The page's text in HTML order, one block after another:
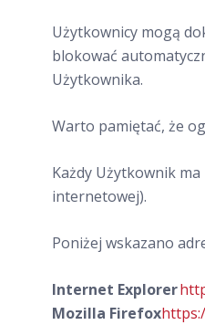
Użytkownicy mogą
blokować
Użytkownika.
Warto pamiętać, że
Każdy Użytkownik
internetowej).
Poniżej wskazano
Internet Explorer
Mozilla Firefox